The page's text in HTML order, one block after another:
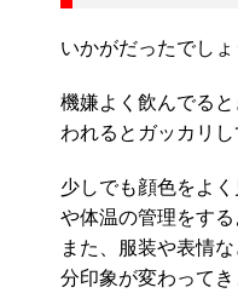
いかがだったでしょ
機嫌よく飲んでる
われるとガッカリし
少しでも顔色をよ
や体温の管理をする
また、服装や表情
分印象が変わってき